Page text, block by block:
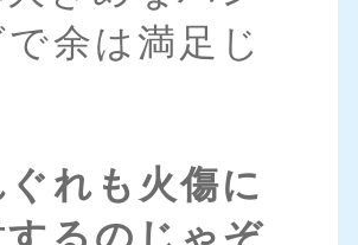
余は満足じ
ぐれも火傷に
するのじゃぞ